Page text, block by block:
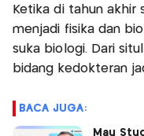
Ketika di tahun akhir
menjadi fisika dan
suka biologi. Dari
bidang kedokteran
BACA JUGA:
Mau